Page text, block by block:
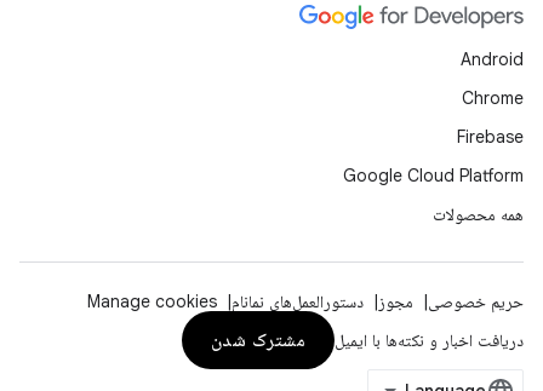
Android
Chrome
Firebase
Google Cloud Platform
همه محصولات
حریم خصوصی مجوز دستورالعمل‌های نمانام
Manage cookies
دریافت اخبار و نکته‌ها با ایمیل
مشترک شدن